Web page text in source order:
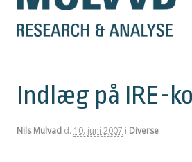
Indlæg på IRE-
Nils Mulvad d. 10. juni 2007 i Diverse